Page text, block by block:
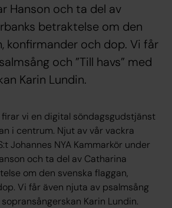
Hanson och ta del av
betraktelse om den
konfirmander och dop. Vi får
och ”Till havs” med
Karin Lundin.
vi en digital söndagsgudstjänst
i centrum. Njut av vår vackra
Johannes NYA Kammarkör under
och ta del av Catharina
om den svenska flaggan,
Vi får även njuta av psalmsång
sopransångerskan Karin Lundin.